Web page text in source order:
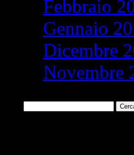
Febbraio
Gennaio
Dicembre
Novembre
per: